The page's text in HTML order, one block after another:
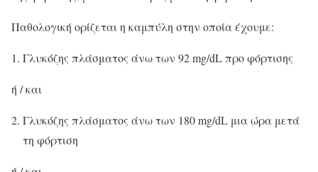
Παθολογική ορίζεται η καμπύλη στην οποία έχουμε:
Γλυκόζης πλάσματος άνω των 92 mg/dL προ φόρτισης
ή / και
Γλυκόζης πλάσματος άνω των 180 mg/dL μια ώρα μετά
τη φόρτιση